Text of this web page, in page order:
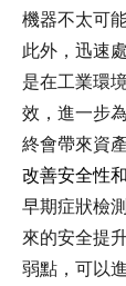
機器不太可
此外，迅速
是在工業環
效，進一步
終會帶來資
改善安全性
早期症狀檢
來的安全提
弱點，可以